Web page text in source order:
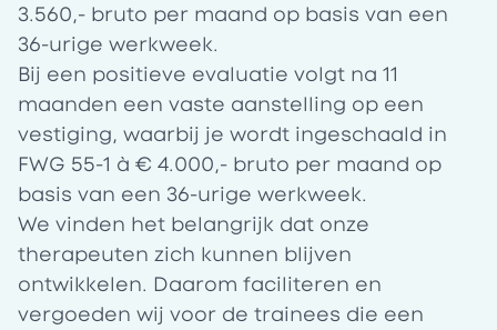
3.560,- bruto per maand op basis van een
36-urige werkweek.
Bij een positieve evaluatie volgt na 11
maanden een vaste aanstelling op een
vestiging, waarbij je wordt ingeschaald in
FWG 55-1 à € 4.000,- bruto per maand op
basis van een 36-urige werkweek.
We vinden het belangrijk dat onze
therapeuten zich kunnen blijven
ontwikkelen. Daarom faciliteren en
vergoeden wij voor de trainees die een